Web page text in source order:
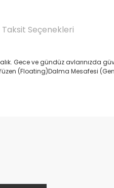
Taksit Seçenekleri
Gece ve gündüz avlarınızda
(Floating)Dalma Mesafesi